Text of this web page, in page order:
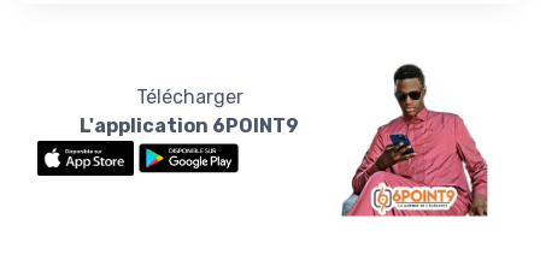
Télécharger
L'application 6POINT9